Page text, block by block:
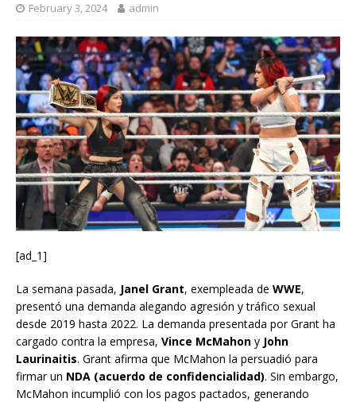
February 3, 2024 admin
[ad_1]
La semana pasada, Janel Grant, exempleada de WWE,
presentó una demanda alegando agresión y tráfico sexual
desde 2019 hasta 2022. La demanda presentada por Grant ha
cargado contra la empresa, Vince McMahon y John
Laurinaitis. Grant afirma que McMahon la persuadió para
firmar un NDA (acuerdo de confidencialidad). Sin embargo,
McMahon incumplió con los pagos pactados, generando